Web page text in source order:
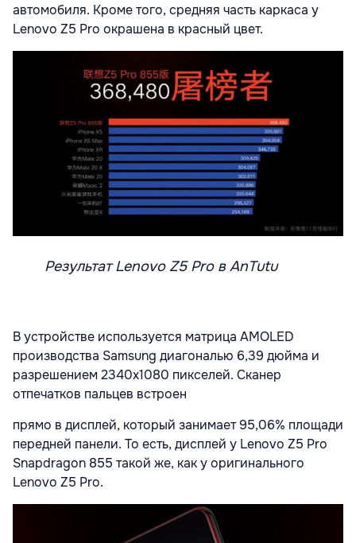
автомобиля. Кроме того, средняя часть каркаса у
Lenovo Z5 Pro окрашена в красный цвет.
Результат Lenovo Z5 Pro в AnTutu
В устройстве используется матрица AMOLED
производства Samsung диагональю 6,39 дюйма и
разрешением 2340х1080 пикселей. Сканер
отпечатков пальцев встроен
прямо в дисплей, который занимает 95,06% площади
передней панели. То есть, дисплей у Lenovo Z5 Pro
Snapdragon 855 такой же, как у оригинального
Lenovo Z5 Pro.